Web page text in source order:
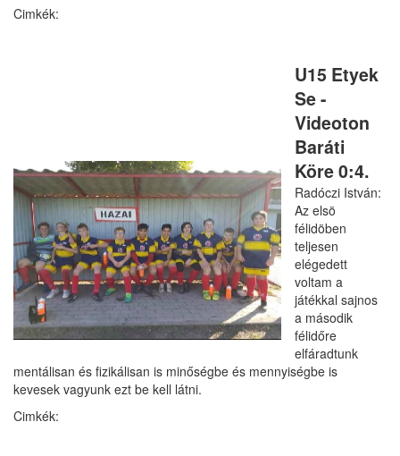
U15 Etyek
Se -
Videoton
Baráti
Köre 0:4.
Radóczi István:
Az elsö
félidöben
teljesen
elégedett
voltam a
játékkal sajnos
a második
félidőre
elfáradtunk
mentálisan és fizikálisan is minőségbe és mennyiségbe is
kevesek vagyunk ezt be kell látni.